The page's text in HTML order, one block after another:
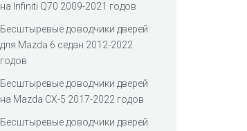
на Infiniti Q70 2009-2021 годов
Бесштыревые доводчики дверей
для Mazda 6 седан 2012-2022
годов
Беcштыревые доводчики дверей
на Mazda CX-5 2017-2022 годов
Беcштыревые доводчики дверей